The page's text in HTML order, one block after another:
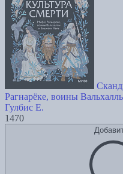
Рагнарёке, воины
Гулбис Е.
1470